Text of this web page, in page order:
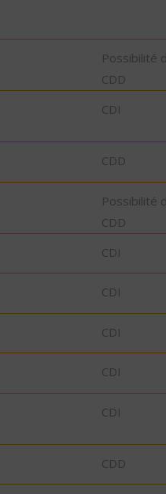
Possibilité
CDD
CDI
CDD
Possibilité
CDD
CDI
CDI
CDI
CDI
CDI
CDD